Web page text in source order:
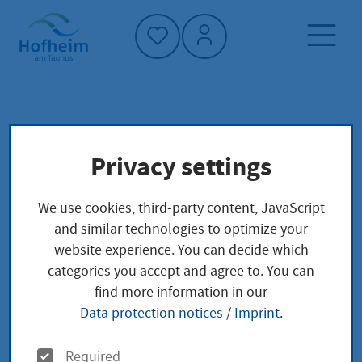
Home"
Zuschüsse zu Beiträgen für
Krankenversicherung und Pflegeversicherung
Bewilligung nach der in §32 SGB XII
dargelegten Definition der Übernahme der
Beiträge durch den Sozialhilfeträger
Zuschüsse zu
Beiträgen für
Privacy settings
We use cookies, third-party content, JavaScript
and similar technologies to optimize your
website experience. You can decide which
categories you accept and agree to. You can
find more information in our
Data protection notices / Imprint.
O
Required